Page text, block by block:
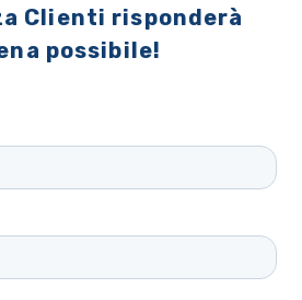
Clienti risponderà
possibile!